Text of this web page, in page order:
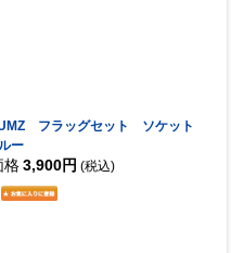
フラッグセット ソケット
ー
格 3,900円 (税込)